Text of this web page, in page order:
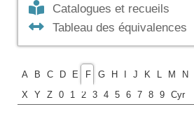
Catalogues et recueils
Tableau des équivalences
A B C D E F G H J K M N
X
Y Z 0 1 2 3 4 5 6 7 8 9 Cyr